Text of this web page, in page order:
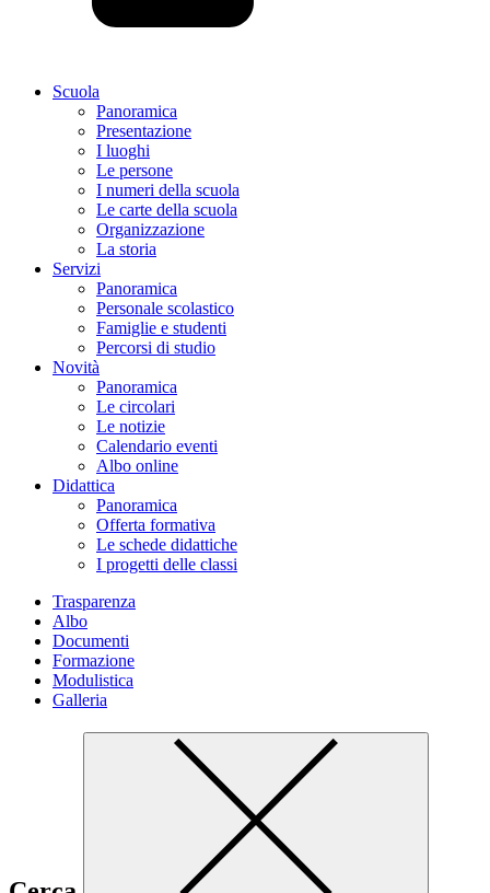
Scuola
Panoramica
Presentazione
I luoghi
Le persone
I numeri della scuola
Le carte della scuola
Organizzazione
La storia
Servizi
Panoramica
Personale scolastico
Famiglie e studenti
Percorsi di studio
Novità
Panoramica
Le circolari
Le notizie
Calendario eventi
Albo online
Didattica
Panoramica
Offerta formativa
Le schede didattiche
I progetti delle classi
Trasparenza
Albo
Documenti
Formazione
Modulistica
Galleria